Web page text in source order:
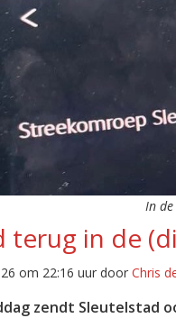
In
terug in de
om 22:16 uur door Chris
zendt Sleutelstad